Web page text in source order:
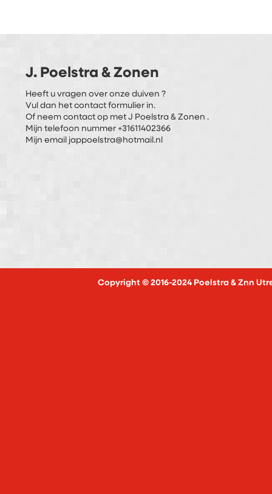
J. Poelstra & Zonen
Heeft u vragen over onze duiven ?
Vul dan het contact formulier in.
Of neem contact op met J Poelstra & Zonen .
Mijn telefoon nummer +31611402366
Mijn email jappoelstra@hotmail.nl
Copyright © 2016-2024 Poelstra & Znn